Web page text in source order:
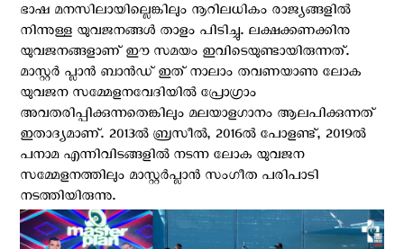
ഭാഷ മനസിലായില്ലെങ്കിലും നൂറിലധികം രാജ്യങ്ങളില്‍
നിന്നുള്ള യുവജനങ്ങള്‍ താളം പിടിച്ചു. ലക്ഷക്കണക്കിനു
യുവജനങ്ങളാണ് ഈ സമയം ഇവിടെയുണ്ടായിരുന്നത്.
മാസ്റ്റർ പ്ലാൻ ബാന്‍ഡ് ഇത് നാലാം തവണയാണു ലോക
യുവജന സമ്മേളനവേദിയിൽ പ്രോഗ്രാം
അവതരിപ്പിക്കുന്നതെങ്കിലും മലയാളഗാനം ആലപിക്കുന്നത്
ഇതാദ്യമാണ്. 2013ൽ ബ്രസീൽ, 2016ൽ പോളണ്ട്, 2019ൽ
പനാമ എന്നിവിടങ്ങളിൽ നടന്ന ലോക യുവജന
സമ്മേളനത്തിലും മാസ്റ്റർപ്ലാൻ സംഗീത പരിപാടി
നടത്തിയിരുന്നു.